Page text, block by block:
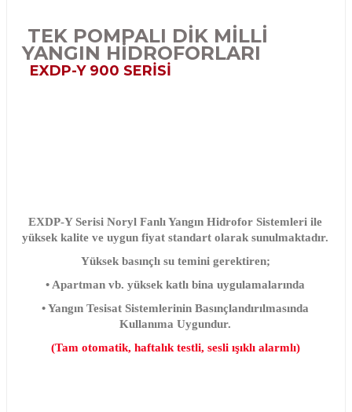
TEK POMPALI DİK MİLLİ
YANGIN HİDROFORLARI
EXDP-Y 900 SERİSİ
EXDP-Y Serisi Noryl Fanlı Yangın Hidrofor Sistemleri ile
yüksek kalite ve uygun fiyat standart olarak sunulmaktadır.
Yüksek basınçlı su temini gerektiren;
• Apartman vb. yüksek katlı bina uygulamalarında
• Yangın Tesisat Sistemlerinin Basınçlandırılmasında
Kullanıma Uygundur.
(Tam otomatik, haftalık testli, sesli ışıklı alarmlı)